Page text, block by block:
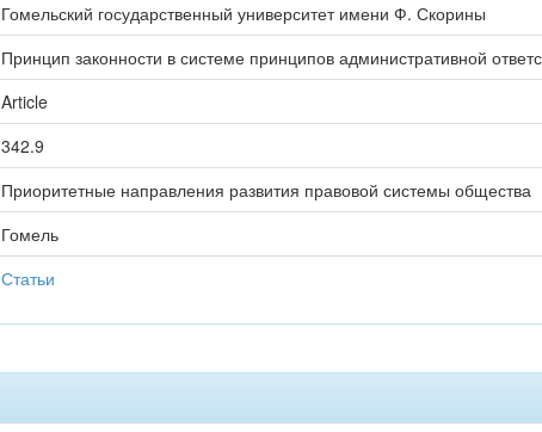
Гомельский государственный университет имени Ф. Скорины
Принцип законности в системе принципов административной
Article
342.9
Приоритетные направления развития правовой системы общества
Гомель
Статьи